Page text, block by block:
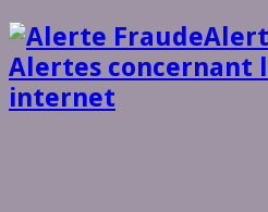
Alertes concernant
internet